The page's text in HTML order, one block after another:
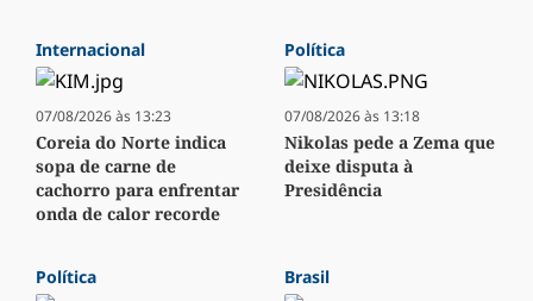
Internacional
07/08/2026 às 13:23
Coreia do Norte indica
sopa de carne de
cachorro para enfrentar
onda de calor recorde
Política
07/08/2026 às 13:18
Nikolas pede a Zema que
deixe disputa à
Presidência
Política Brasil